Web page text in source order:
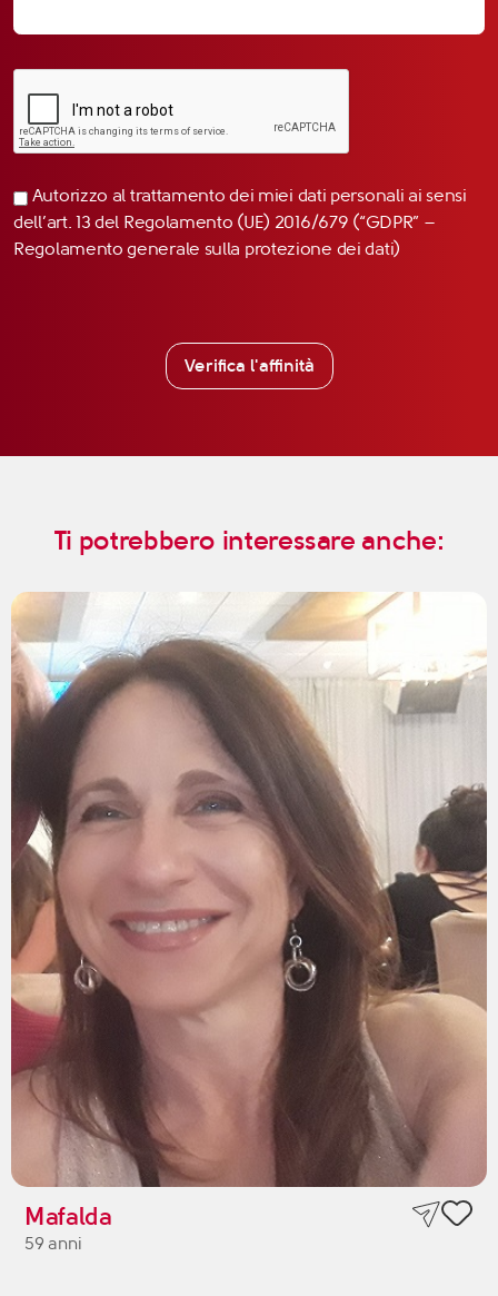
Autorizzo al trattamento dei miei dati personali ai sensi
dell’art. 13 del Regolamento (UE) 2016/679 (“GDPR” –
Regolamento generale sulla protezione dei dati)
Verifica l'affinità
Ti potrebbero interessare anche:
Mafalda
59 anni